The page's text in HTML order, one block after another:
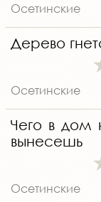
Осетинские
Дерево
Осетинские
Чего в дом
вынесешь
Осетинские